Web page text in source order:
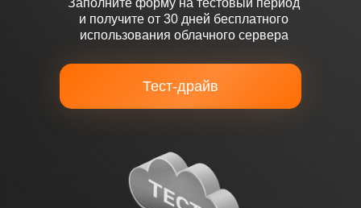
Тест-драйв
Заполните форму на тестовый период
и получите от 30 дней бесплатного
использования облачного сервера
vHDD (SATA/NL-SAS)